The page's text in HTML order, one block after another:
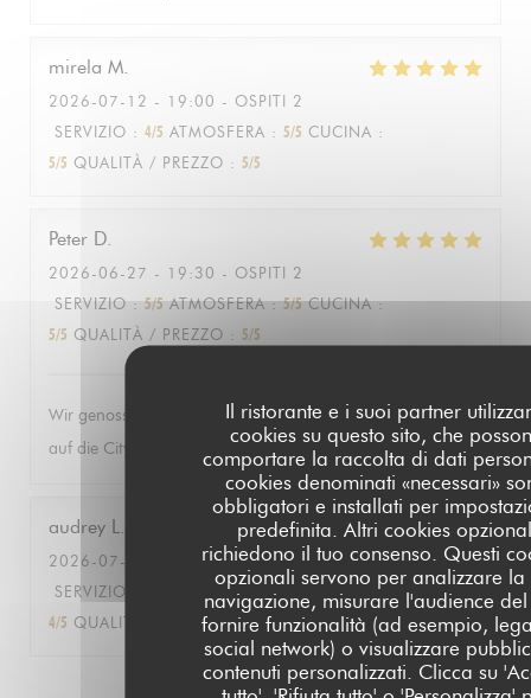
Il ristorante e i suoi partner
cookies su questo sito, che
comportare la raccolta di dati
cookies denominati «necessari»
obbligatori e installati per
predefinita. Altri cookies
richiedono il tuo consenso. Questi
opzionali servono per analizzare la
navigazione, misurare l'audience
fornire funzionalità (ad esempio,
social network) o visualizzare
contenuti personalizzati. Clicca su
mirela M
2026-07-12 - 19:00 - OSPITI 2
SERVIZIO : 4/5 ATMOSFERA : 5/5 CUCINA :
5/5 QUALITÀ / PREZZO : 5/5
Peter D
2026-06-27 - 19:30 - OSPITI 2
SERVIZIO : 5/5 ATMOSFERA: 5/5 CUCINA:
5/5 QUALITÀ / PREZZO : 5/5
Wir genossen die herrlich entspannte Atmosphäre mit Blick
auf die City und das Menü gleichermassen!
audrey L
2026-07-09
- 18:30 - OSPITI 15
SERVIZIO
ATMOSFERA : CUCINA
:
4/5 QUALITÀ / PREZZO: 4/5